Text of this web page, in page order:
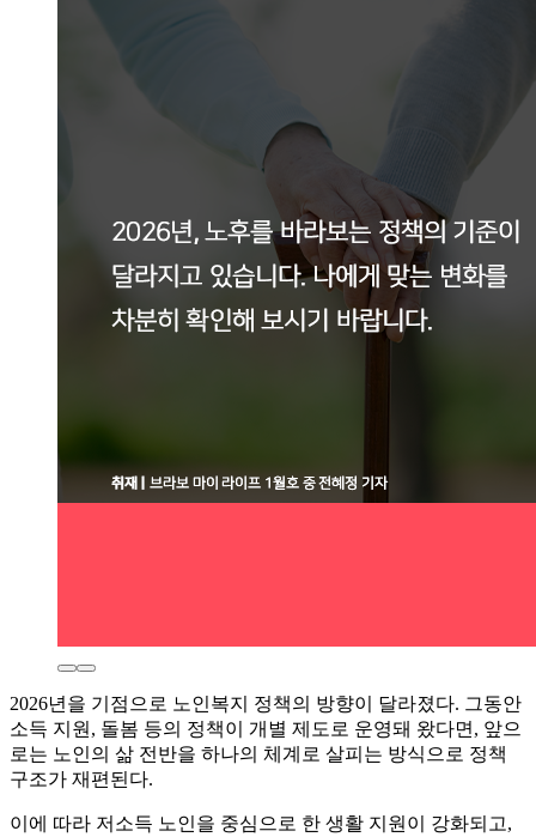
2026년을 기점으로 노인복지 정책의 방향이 달라졌다. 그동안
소득 지원, 돌봄 등의 정책이 개별 제도로 운영돼 왔다면, 앞으
로는 노인의 삶 전반을 하나의 체계로 살피는 방식으로 정책
구조가 재편된다.
이에 따라 저소득 노인을 중심으로 한 생활 지원이 강화되고,